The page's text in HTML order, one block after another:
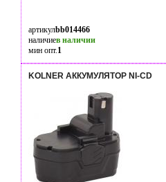
артикулbb014466
наличиев наличии
мин опт.1
KOLNER АККУМУЛЯТОР NI-CD